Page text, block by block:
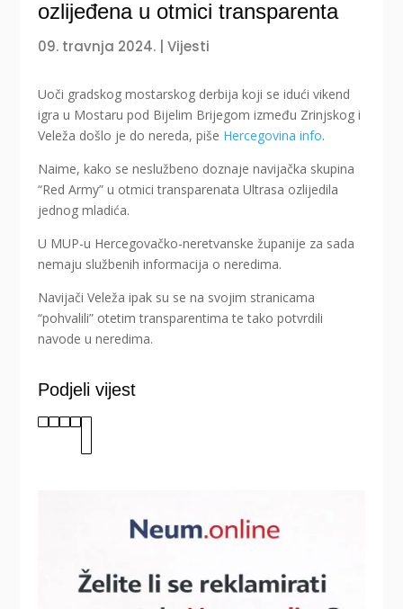
ozlijeđena u otmici transparenta
09. travnja 2024. |Vijesti
Uoči gradskog mostarskog derbija koji se idući vikend
igra u Mostaru pod Bijelim Brijegom između Zrinjskog i
Veleža došlo je do nereda, piše Hercegovina info.
Naime, kako se neslužbeno doznaje navijačka skupina
“Red Army” u otmici transparenata Ultrasa ozlijedila
jednog mladića.
U MUP-u Hercegovačko-neretvanske županije za sada
nemaju službenih informacija o neredima.
Navijači Veleža ipak su se na svojim stranicama
“pohvalili” otetim transparentima te tako potvrdili
navode u neredima.
Podjeli vijest